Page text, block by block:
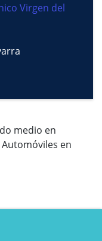
Virgen del